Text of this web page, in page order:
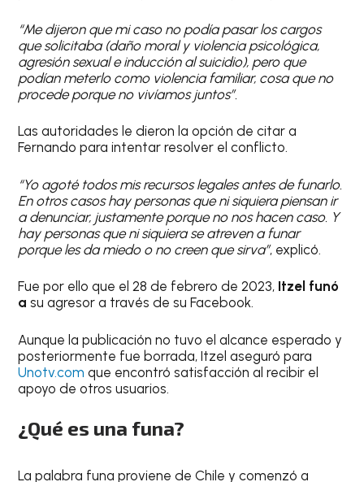
“Me dijeron que mi caso no podía pasar los cargos
que solicitaba (daño moral y violencia psicológica,
agresión sexual e inducción al suicidio), pero que
podían meterlo como violencia familiar, cosa que no
procede porque no vivíamos juntos”.
Las autoridades le dieron la opción de citar a
Fernando para intentar resolver el conflicto.
“Yo agoté todos mis recursos legales antes de funarlo.
En otros casos hay personas que ni siquiera piensan ir
a denunciar, justamente porque no nos hacen caso. Y
hay personas que ni siquiera se atreven a funar
porque les da miedo o no creen que sirva”, explicó.
Fue por ello que el 28 de febrero de 2023, Itzel funó
a su agresor a través de su Facebook.
Aunque la publicación no tuvo el alcance esperado y
posteriormente fue borrada, Itzel aseguró para
Unotv.comque encontró satisfacción al recibir el
apoyo de otros usuarios.
¿Qué es una funa?
La palabra funa proviene de Chile y comenzó a